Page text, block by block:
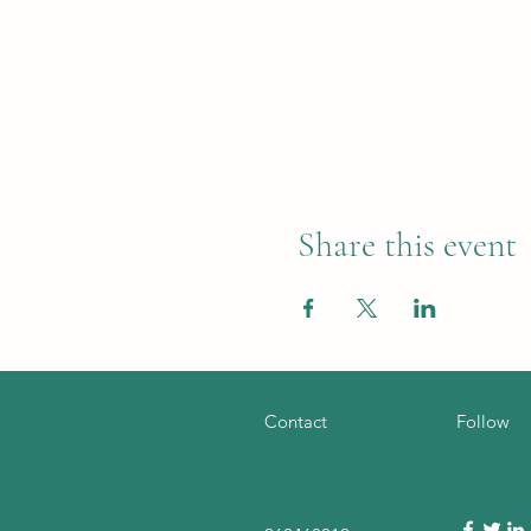
Share this event
Contact Follow